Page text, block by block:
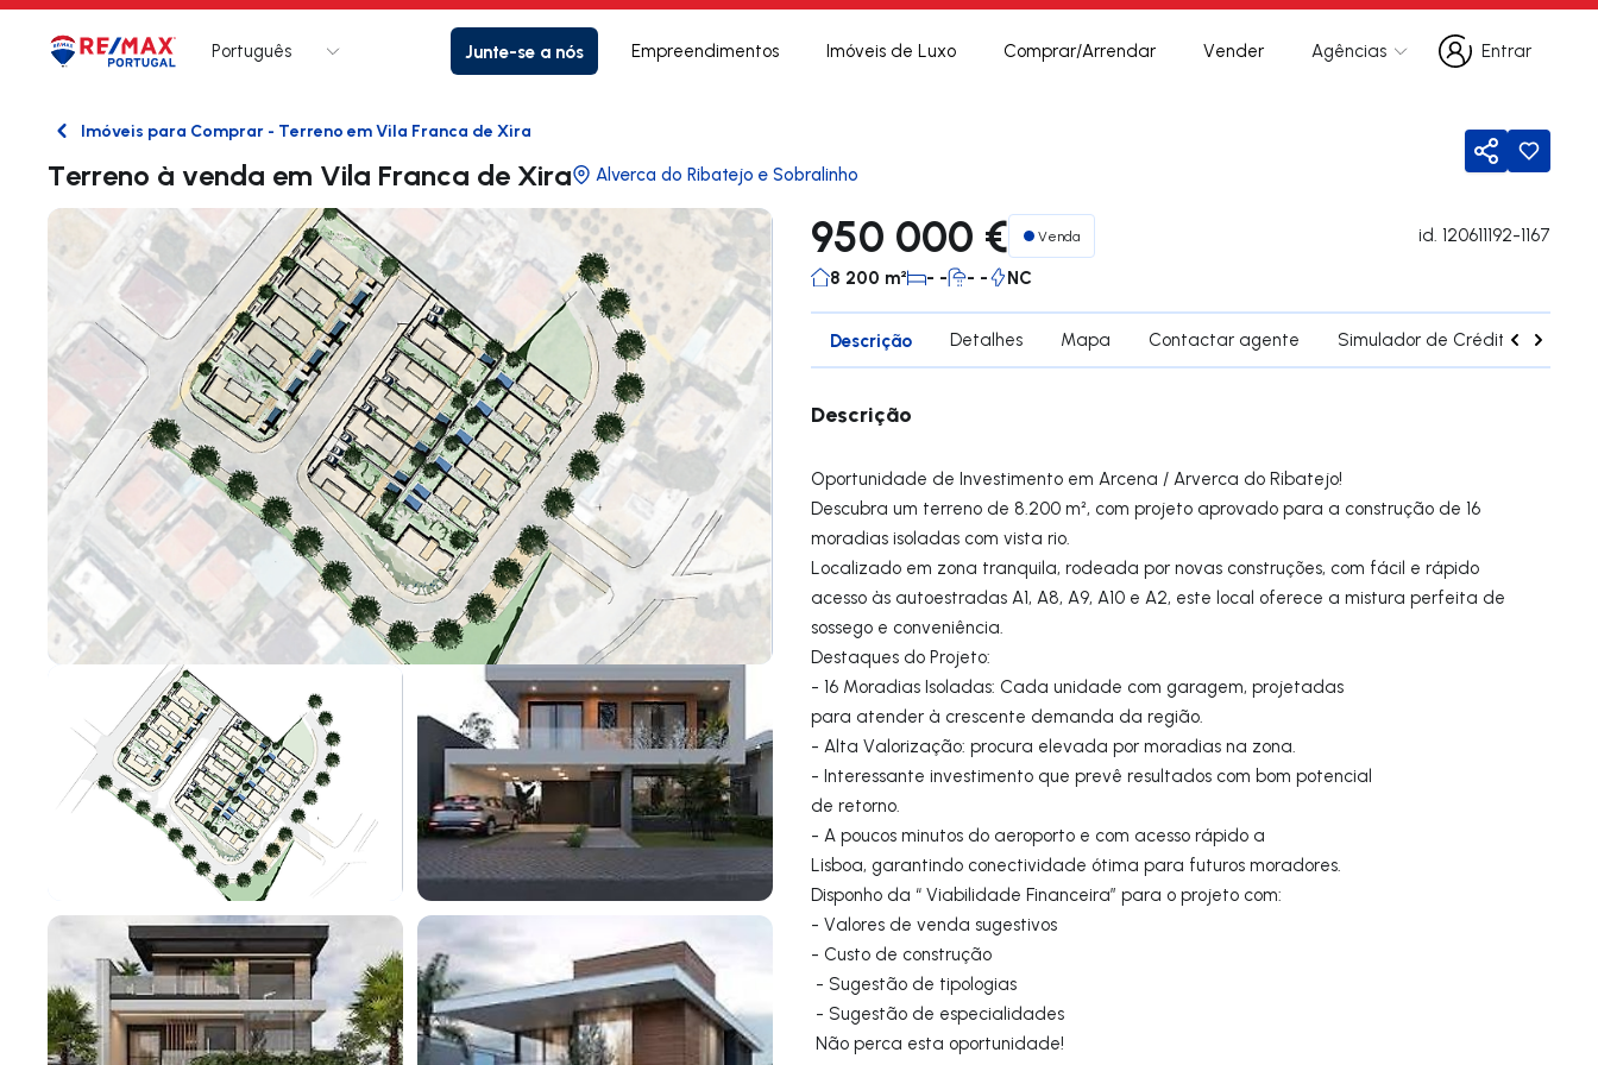
Logo Ir para página inicial
Português Junte-se a nós Empreendimentos Imóveis de Luxo Comprar/Arrendar Vender Agências
Entrar
Entrar
VoltarImóveis para Comprar - Terreno em Vila Franca de Xira
Terreno à venda em Vila Franca de Xira Alverca do Ribatejo e Sobralinho Partilhar
950 000 € Venda id. 120611192-1167
8 200 m² - - - - NC
Descrição Detalhes Mapa Contactar agente Simulador de Crédito
Descrição
Oportunidade de Investimento em Arcena / Arverca do Ribatejo!
Descubra um terreno de 8.200 m², com projeto aprovado para a construção de 16
moradias isoladas com vista rio.
Localizado em zona tranquila, rodeada por novas construções, com fácil e rápido
acesso às autoestradas A1, A8, A9, A10 e A2, este local oferece a mistura perfeita de
sossego e conveniência.
Destaques do Projeto:
- 16 Moradias Isoladas: Cada unidade com garagem, projetadas
para atender à crescente demanda da região.
- Alta Valorização: procura elevada por moradias na zona.
- Interessante investimento que prevê resultados com bom potencial
de retorno.
- A poucos minutos do aeroporto e com acesso rápido a
Lisboa, garantindo conectividade ótima para futuros moradores.
Disponho da “ Viabilidade Financeira” para o projeto com:
- Valores de venda sugestivos
- Custo de construção
- Sugestão de tipologias
- Sugestão de especialidades
Não perca esta oportunidade!